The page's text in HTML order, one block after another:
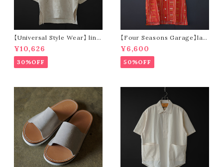
【Universal Style Wear】 line
n mexican parka (off white)
¥10,626
30%OFF
【Four Seasons Garage】lad
der stripe open collar s/s s
hirt (orange)
¥6,600
50%OFF